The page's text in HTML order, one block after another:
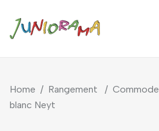
Home / Rangement / Commode
blanc Neyt